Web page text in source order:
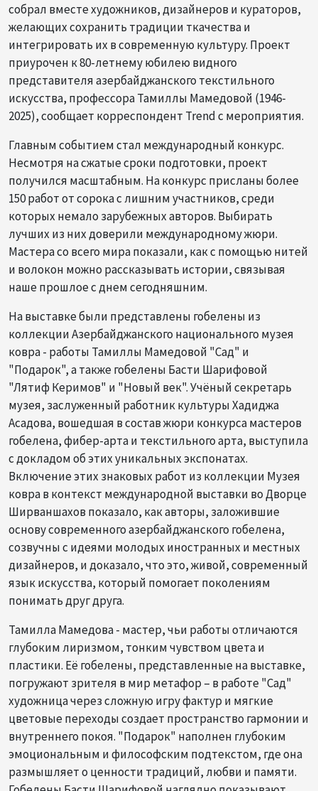
собрал вместе художников, дизайнеров и кураторов,
желающих сохранить традиции ткачества и
интегрировать их в современную культуру. Проект
приурочен к 80-летнему юбилею видного
представителя азербайджанского текстильного
искусства, профессора Тамиллы Мамедовой (1946-
2025), сообщает корреспондент Trend с мероприятия.
Главным событием стал международный конкурс.
Несмотря на сжатые сроки подготовки, проект
получился масштабным. На конкурс присланы более
150 работ от сорока с лишним участников, среди
которых немало зарубежных авторов. Выбирать
лучших из них доверили международному жюри.
Мастера со всего мира показали, как с помощью нитей
и волокон можно рассказывать истории, связывая
наше прошлое с днем сегодняшним.
На выставке были представлены гобелены из
коллекции Азербайджанского национального музея
ковра - работы Тамиллы Мамедовой "Сад" и
"Подарок", а также гобелены Басти Шарифовой
"Лятиф Керимов" и "Новый век". Учёный секретарь
музея, заслуженный работник культуры Хадиджа
Асадова, вошедшая в состав жюри конкурса мастеров
гобелена, фибер-арта и текстильного арта, выступила
с докладом об этих уникальных экспонатах.
Включение этих знаковых работ из коллекции Музея
ковра в контекст международной выставки во Дворце
Ширваншахов показало, как авторы, заложившие
основу современного азербайджанского гобелена,
созвучны с идеями молодых иностранных и местных
дизайнеров, и доказало, что это, живой, современный
язык искусства, который помогает поколениям
понимать друг друга.
Тамилла Мамедова - мастер, чьи работы отличаются
глубоким лиризмом, тонким чувством цвета и
пластики. Её гобелены, представленные на выставке,
погружают зрителя в мир метафор – в работе "Сад"
художница через сложную игру фактур и мягкие
цветовые переходы создает пространство гармонии и
внутреннего покоя. "Подарок" наполнен глубоким
эмоциональным и философским подтекстом, где она
размышляет о ценности традиций, любви и памяти.